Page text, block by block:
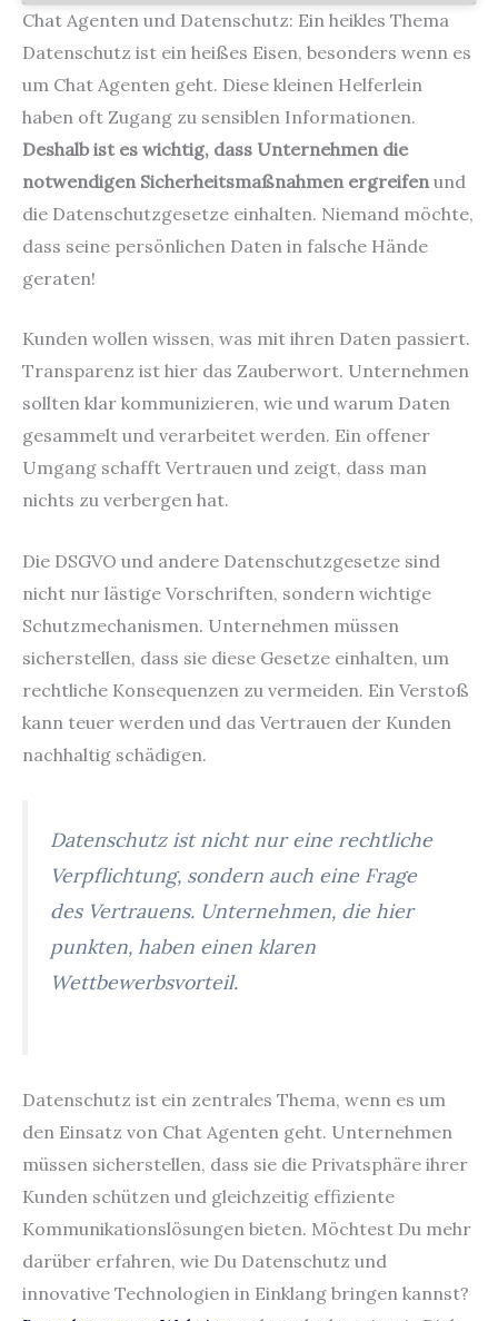
Chat Agenten und Datenschutz: Ein heikles Thema
Datenschutz ist ein heißes Eisen, besonders wenn es
um Chat Agenten geht. Diese kleinen Helferlein
haben oft Zugang zu sensiblen Informationen.
Deshalb ist es wichtig, dass Unternehmen die
notwendigen Sicherheitsmaßnahmen ergreifen und
die Datenschutzgesetze einhalten. Niemand möchte,
dass seine persönlichen Daten in falsche Hände
geraten!
Kunden wollen wissen, was mit ihren Daten passiert.
Transparenz ist hier das Zauberwort. Unternehmen
sollten klar kommunizieren, wie und warum Daten
gesammelt und verarbeitet werden. Ein offener
Umgang schafft Vertrauen und zeigt, dass man
nichts zu verbergen hat.
Die DSGVO und andere Datenschutzgesetze sind
nicht nur lästige Vorschriften, sondern wichtige
Schutzmechanismen. Unternehmen müssen
sicherstellen, dass sie diese Gesetze einhalten, um
rechtliche Konsequenzen zu vermeiden. Ein Verstoß
kann teuer werden und das Vertrauen der Kunden
nachhaltig schädigen.
Datenschutz ist nicht nur eine rechtliche
Verpflichtung, sondern auch eine Frage
des Vertrauens. Unternehmen, die hier
punkten, haben einen klaren
Wettbewerbsvorteil.
Datenschutz ist ein zentrales Thema, wenn es um
den Einsatz von Chat Agenten geht. Unternehmen
müssen sicherstellen, dass sie die Privatsphäre ihrer
Kunden schützen und gleichzeitig effiziente
Kommunikationslösungen bieten. Möchtest Du mehr
darüber erfahren, wie Du Datenschutz und
innovative Technologien in Einklang bringen kannst?